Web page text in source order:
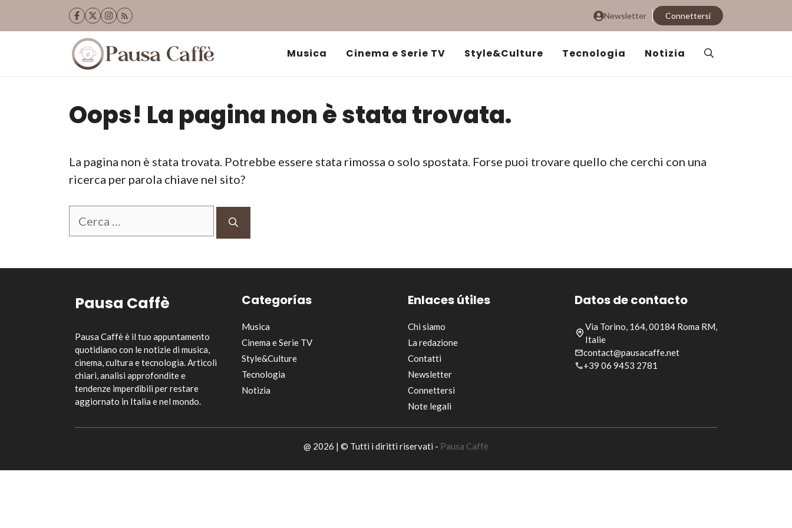
Newsletter Connettersi
Musica Cinema e Serie TV Style&Culture Tecnologia Notizia
Oops! La pagina non è stata trovata.
La pagina non è stata trovata. Potrebbe essere stata rimossa o solo spostata. Forse puoi trovare quello che cerchi con una
ricerca per parola chiave nel sito?
Ricerca
Pausa Caffè
Pausa Caffè è il tuo appuntamento
quotidiano con le notizie di musica,
cinema, cultura e tecnologia. Articoli
chiari, analisi approfondite e
tendenze imperdibili per restare
aggiornato in Italia e nel mondo.
Categorías
Musica
Cinema e Serie TV
Style&Culture
Tecnologia
Notizia
Enlaces útiles
Chi siamo
La redazione
Contatti
Newsletter
Connettersi
Note legali
Datos de contacto
Via Torino, 164, 00184 Roma RM,
Italie
contact@pausacaffe.net
+39 06 9453 2781
@ 2026 | © Tutti i diritti riservati - Pausa Caffè